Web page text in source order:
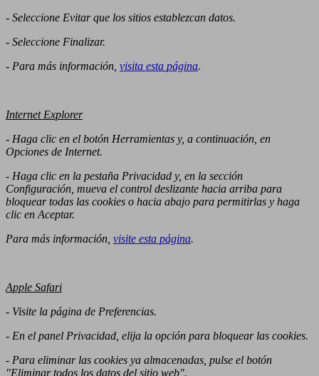
- Seleccione Evitar que los sitios establezcan datos.
- Seleccione Finalizar.
- Para más información, visita esta página.
Internet Explorer
- Haga clic en el botón Herramientas y, a continuación, en
Opciones de Internet.
- Haga clic en la pestaña Privacidad y, en la sección
Configuración, mueva el control deslizante hacia arriba para
bloquear todas las cookies o hacia abajo para permitirlas y haga
clic en Aceptar.
Para más información, visite esta página.
Apple Safari
- Visite la página de Preferencias.
- En el panel Privacidad, elija la opción para bloquear las cookies.
- Para eliminar las cookies ya almacenadas, pulse el botón
"Eliminar todos los datos del sitio web".